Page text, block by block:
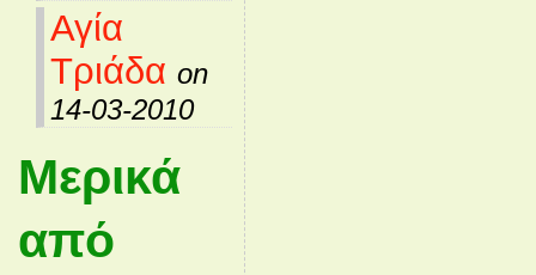
Αγία
Τριάδα on
14-03-2010
Μερικά
από